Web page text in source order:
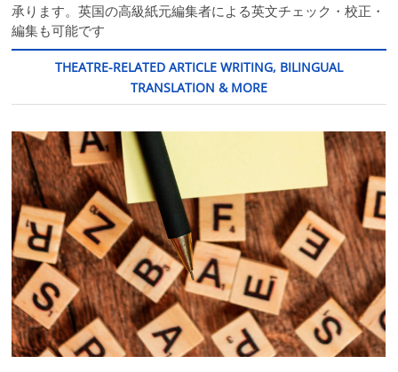
承ります。英国の高級紙元編集者による英文チェック・校正・
編集も可能です
THEATRE-RELATED ARTICLE WRITING, BILINGUAL
TRANSLATION & MORE